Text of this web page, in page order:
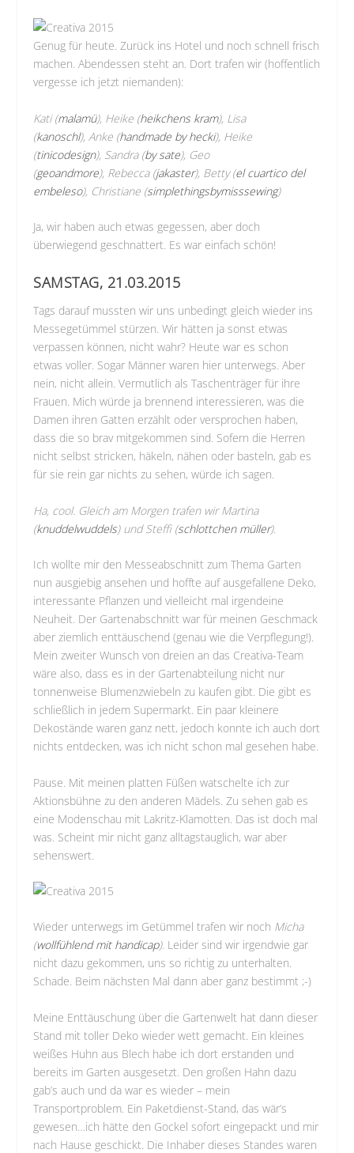
Genug für heute. Zurück ins Hotel und noch schnell frisch
machen. Abendessen steht an. Dort trafen wir (hoffentlich
vergesse ich jetzt niemanden):
Kati (malamü), Heike (heikchens kram), Lisa
(kanoschl), Anke (handmade by hecki), Heike
(tinicodesign), Sandra (by sate), Geo
(geoandmore), Rebecca (jakaster), Betty (el cuartico del
embeleso), Christiane (simplethingsbymisssewing)
Ja, wir haben auch etwas gegessen, aber doch
überwiegend geschnattert. Es war einfach schön!
SAMSTAG, 21.03.2015
Tags darauf mussten wir uns unbedingt gleich wieder ins
Messegetümmel stürzen. Wir hätten ja sonst etwas
verpassen können, nicht wahr? Heute war es schon
etwas voller. Sogar Männer waren hier unterwegs. Aber
nein, nicht allein. Vermutlich als Taschenträger für ihre
Frauen. Mich würde ja brennend interessieren, was die
Damen ihren Gatten erzählt oder versprochen haben,
dass die so brav mitgekommen sind. Sofern die Herren
nicht selbst stricken, häkeln, nähen oder basteln, gab es
für sie rein gar nichts zu sehen, würde ich sagen.
Ha, cool. Gleich am Morgen trafen wirMartina
(knuddelwuddels)und Steffi (schlottchen müller).
Ich wollte mir den Messeabschnitt zum Thema Garten
nun ausgiebig ansehen und hoffte auf ausgefallene Deko,
interessante Pflanzen und vielleicht mal irgendeine
Neuheit. Der Gartenabschnitt war für meinen Geschmack
aber ziemlich enttäuschend (genau wie die Verpflegung!).
Mein zweiter Wunsch von dreien an das Creativa-Team
wäre also, dass es in der Gartenabteilung nicht nur
tonnenweise Blumenzwiebeln zu kaufen gibt. Die gibt es
schließlich in jedem Supermarkt. Ein paar kleinere
Dekostände waren ganz nett, jedoch konnte ich auch dort
nichts entdecken, was ich nicht schon mal gesehen habe.
Pause. Mit meinen platten Füßen watschelte ich zur
Aktionsbühne zu den anderen Mädels. Zu sehen gab es
eine Modenschau mit Lakritz-Klamotten. Das ist doch mal
was. Scheint mir nicht ganz alltagstauglich, war aber
sehenswert.
Wieder unterwegs im Getümmel trafen wir noch Micha
(wollfühlend mit handicap). Leider sind wir irgendwie gar
nicht dazu gekommen, uns so richtig zu unterhalten.
Schade. Beim nächsten Mal dann aber ganz bestimmt ;-)
Meine Enttäuschung über die Gartenwelt hat dann dieser
Stand mit toller Deko wieder wett gemacht. Ein kleines
weißes Huhn aus Blech habe ich dort erstanden und
bereits im Garten ausgesetzt. Den großen Hahn dazu
gab’s auch und da war es wieder – mein
Transportproblem. Ein Paketdienst-Stand, das wär’s
gewesen…ich hätte den Gockel sofort eingepackt und mir
nach Hause geschickt. Die Inhaber dieses Standes waren